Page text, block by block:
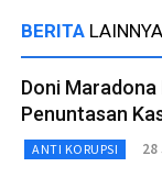
BERITA LAINNYA
Doni
Penuntasan
ANTI KORUPSI 28